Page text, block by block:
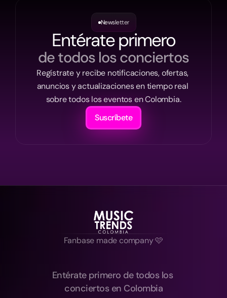
Newsletter
Entérate primero
de todos los conciertos
Regístrate y recibe notificaciones, ofertas,
anuncios y actualizaciones en tiempo real
sobre todos los eventos en Colombia.
Suscríbete
Fanbase made company 🩷
Entérate primero de todos los
conciertos en Colombia